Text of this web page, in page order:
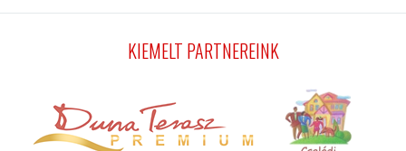
KIEMELT PARTNEREINK